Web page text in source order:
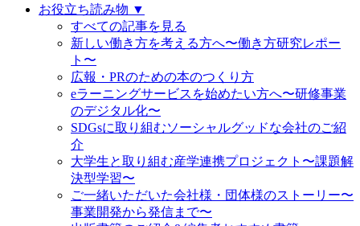
お役立ち読み物 ▼
すべての記事を見る
新しい働き方を考える方へ〜働き方研究レポー
ト〜
広報・PRのための本のつくり方
eラーニングサービスを始めたい方へ〜研修事業
のデジタル化〜
SDGsに取り組むソーシャルグッドな会社のご紹
介
大学生と取り組む産学連携プロジェクト〜課題解
決型学習〜
ご一緒いただいた会社様・団体様のストーリー〜
事業開発から発信まで〜